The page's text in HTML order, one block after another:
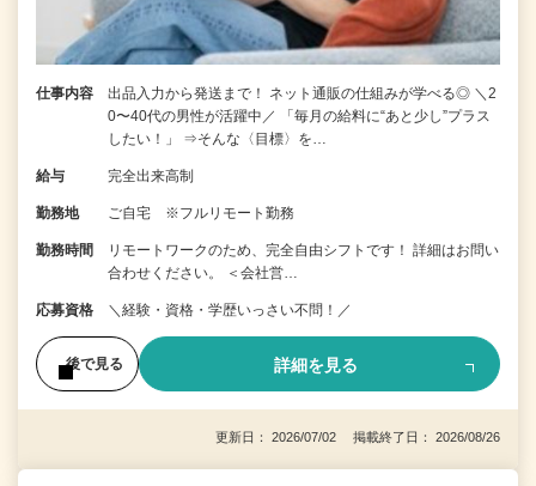
仕事内容
出品入力から発送まで！ ネット通販の仕組みが学べる◎ ＼2
0〜40代の男性が活躍中／ 「毎月の給料に“あと少し”プラス
したい！」 ⇒そんな〈目標〉を…
給与 完全出来高制
勤務地 ご自宅 ※フルリモート勤務
勤務時間
リモートワークのため、完全自由シフトです！ 詳細はお問い
合わせください。 ＜会社営…
応募資格 ＼経験・資格・学歴いっさい不問！／
後で見る 詳細を見る
更新日： 2026/07/02 掲載終了日： 2026/08/26